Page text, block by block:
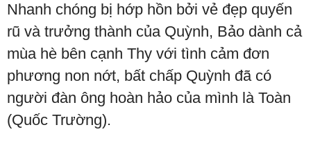
Nhanh chóng bị hớp hồn bởi vẻ đẹp quyến
rũ và trưởng thành của Quỳnh, Bảo dành cả
mùa hè bên cạnh Thy với tình cảm đơn
phương non nớt, bất chấp Quỳnh đã có
người đàn ông hoàn hảo của mình là Toàn
(Quốc Trường).